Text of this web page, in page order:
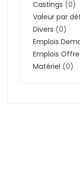
Castings (0)
Valeur par
Divers (0)
Emplois
Emplois Offre
Matériel (0)